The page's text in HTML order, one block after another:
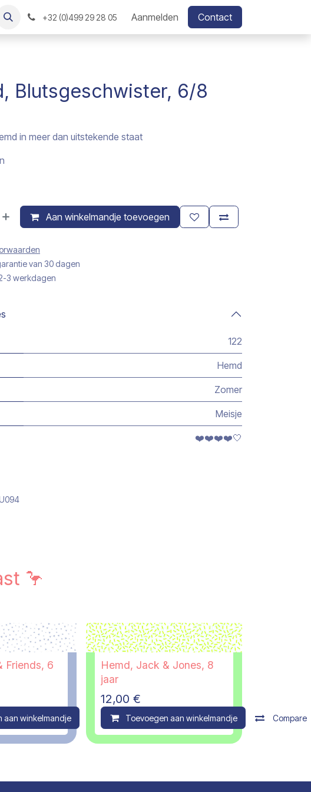
+32 (0)499 29 28 05 Aanmelden Contact
Blutsgeschwister, 6/8
in meer dan uitstekende staat
Aan winkelmandje toevoegen
van 30 dagen
3 werkdagen
122
Hemd
Zomer
Meisje
❤️❤️❤️❤️🤍
🦩
Friends, 6
aan winkelmandje Compare
Hemd, Jack & Jones, 8
jaar
12,00 €
Toevoegen aan winkelmandje Compare